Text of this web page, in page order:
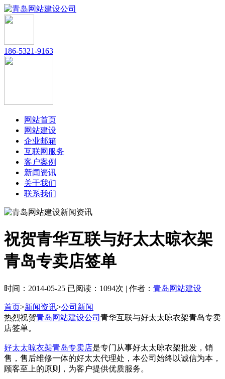
186-5321-9163
网站首页
网站建设
企业邮箱
互联网服务
客户案例
新闻资讯
关于我们
联系我们
祝贺青华互联与好太太晾衣架
青岛专卖店签单
时间：2014-05-25 已阅读：1094次 | 作者： 青岛网站建设
首页>新闻资讯>公司新闻
热烈祝贺青岛网站建设公司 青华互联与好太太晾衣架青岛专卖
店签单。
好太太晾衣架青岛专卖店是专门从事好太太晾衣架批发，销
售，售后维修一体的好太太代理处，本公司始终以诚信为本，
顾客至上的原则，为客户提供优质服务。